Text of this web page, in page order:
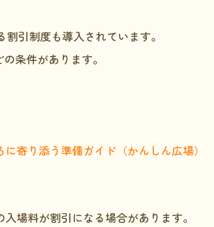
引制度も導入されています。
条件があります。
寄り添う準備ガイド（かんしん広場）
場料が割引になる場合があります。